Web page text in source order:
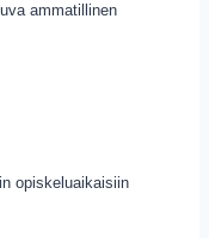
ammatillinen
opiskeluaikaisiin